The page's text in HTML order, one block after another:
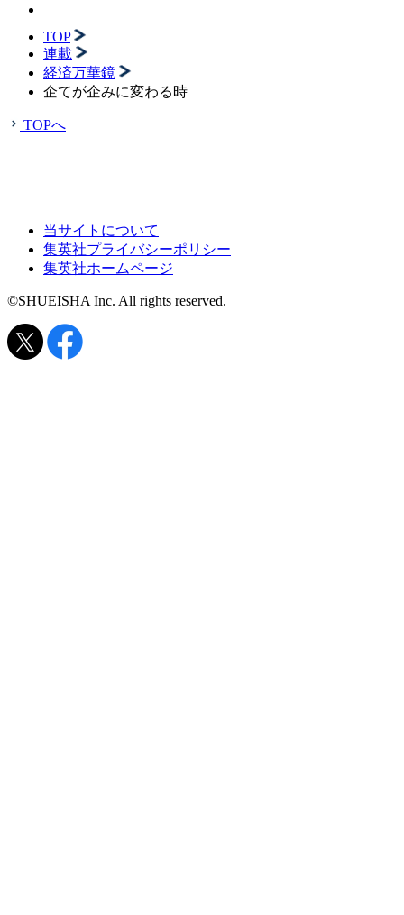
TOP
連載
経済万華鏡
企てが企みに変わる時
TOPへ
当サイトについて
集英社プライバシーポリシー
集英社ホームページ
©SHUEISHA Inc. All rights reserved.